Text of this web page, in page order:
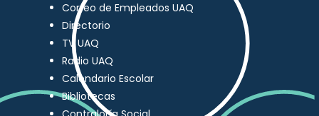
Correo de Empleados UAQ
Directorio
TV UAQ
Radio UAQ
Calendario Escolar
Bibliotecas